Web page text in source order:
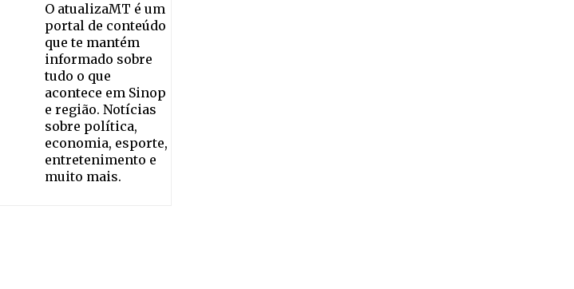
O atualizaMT é um
portal de conteúdo
que te mantém
informado sobre
tudo o que
acontece em Sinop
e região. Notícias
sobre política,
economia, esporte,
entretenimento e
muito mais.